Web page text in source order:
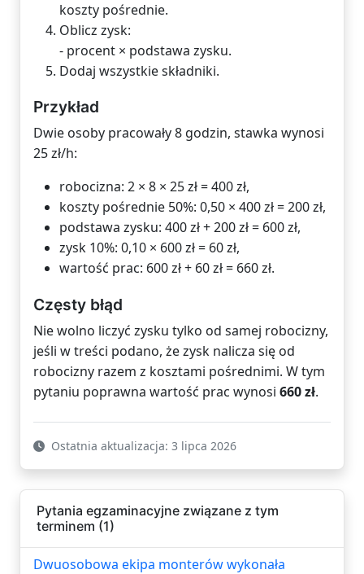
koszty pośrednie.
Oblicz zysk:
- procent × podstawa zysku.
Dodaj wszystkie składniki.
Przykład
Dwie osoby pracowały 8 godzin, stawka wynosi
25 zł/h:
robocizna: 2 × 8 × 25 zł = 400 zł,
koszty pośrednie 50%: 0,50 × 400 zł = 200 zł,
podstawa zysku: 400 zł + 200 zł = 600 zł,
zysk 10%: 0,10 × 600 zł = 60 zł,
wartość prac: 600 zł + 60 zł = 660 zł.
Częsty błąd
Nie wolno liczyć zysku tylko od samej robocizny,
jeśli w treści podano, że zysk nalicza się od
robocizny razem z kosztami pośrednimi. W tym
pytaniu poprawna wartość prac wynosi 660 zł.
Ostatnia aktualizacja: 3 lipca 2026
Pytania egzaminacyjne związane z tym
terminem (1)
Dwuosobowa ekipa monterów wykonała